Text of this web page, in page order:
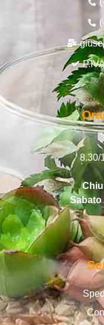
8.30/
Sabato